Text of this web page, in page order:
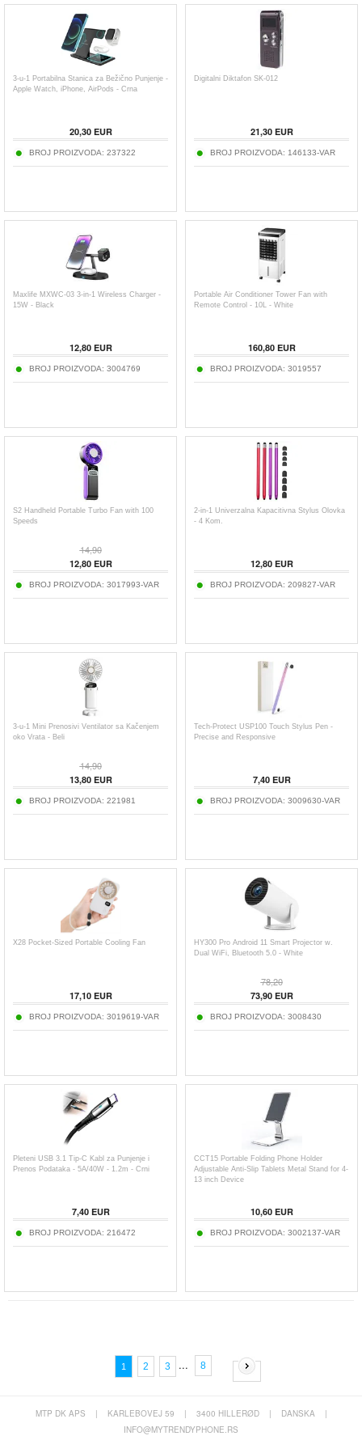
3-u-1 Portabilna Stanica za Bežično Punjenje -
Apple Watch, iPhone, AirPods - Crna
20,30EUR
BROJ PROIZVODA: 237322
Digitalni Diktafon SK-012
21,30EUR
BROJ PROIZVODA: 146133-VAR
Maxlife MXWC-03 3-in-1 Wireless Charger -
15W - Black
12,80EUR
BROJ PROIZVODA: 3004769
Portable Air Conditioner Tower Fan with
Remote Control - 10L - White
160,80EUR
BROJ PROIZVODA: 3019557
S2 Handheld Portable Turbo Fan with 100
Speeds
14,90
12,80EUR
BROJ PROIZVODA: 3017993-VAR
2-in-1 Univerzalna Kapacitivna Stylus Olovka
- 4 Kom.
12,80EUR
BROJ PROIZVODA: 209827-VAR
3-u-1 Mini Prenosivi Ventilator sa Kačenjem
oko Vrata - Beli
14,90
13,80EUR
BROJ PROIZVODA: 221981
Tech-Protect USP100 Touch Stylus Pen -
Precise and Responsive
7,40EUR
BROJ PROIZVODA: 3009630-VAR
X28 Pocket-Sized Portable Cooling Fan
17,10EUR
BROJ PROIZVODA: 3019619-VAR
HY300 Pro Android 11 Smart Projector w.
Dual WiFi, Bluetooth 5.0 - White
78,20
73,90EUR
BROJ PROIZVODA: 3008430
Pleteni USB 3.1 Tip-C Kabl za Punjenje i
Prenos Podataka - 5A/40W - 1.2m - Crni
7,40EUR
BROJ PROIZVODA: 216472
CCT15 Portable Folding Phone Holder
Adjustable Anti-Slip Tablets Metal Stand for 4-
13 inch Device
10,60EUR
BROJ PROIZVODA: 3002137-VAR
1 2 3 ... 8
MTP DK APS | KARLEBOVEJ 59 | 3400 HILLERØD | DANSKA
|
INFO@MYTRENDYPHONE.RS